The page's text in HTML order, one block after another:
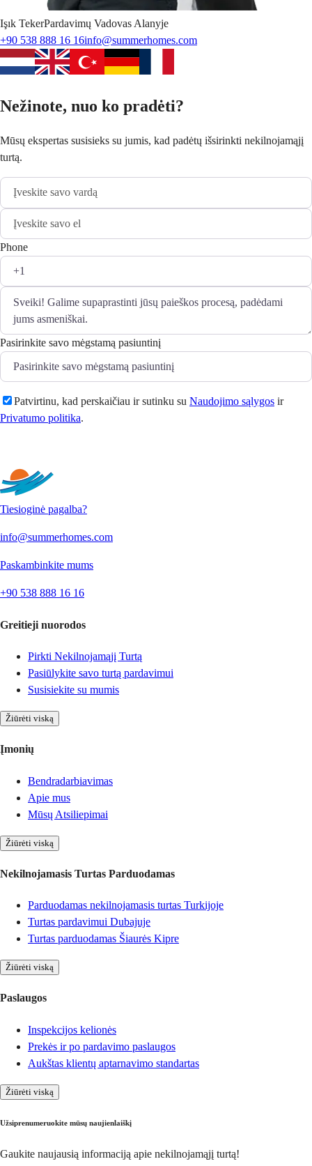
Işık TekerPardavimų Vadovas Alanyje
+90 538 888 16 16info@summerhomes.com
Nežinote, nuo ko pradėti?
Mūsų ekspertas susisieks su jumis, kad padėtų išsirinkti nekilnojamąjį
turtą.
Phone
Pasirinkite savo mėgstamą pasiuntinį
Patvirtinu, kad perskaičiau ir sutinku su Naudojimo sąlygos ir
Privatumo politika.
Tiesioginė pagalba?
info@summerhomes.com
Paskambinkite mums
+90 538 888 16 16
Greitieji nuorodos
Pirkti Nekilnojamąjį Turtą
Pasiūlykite savo turtą pardavimui
Susisiekite su mumis
Žiūrėti viską
Įmonių
Bendradarbiavimas
Apie mus
Mūsų Atsiliepimai
Žiūrėti viską
Nekilnojamasis Turtas Parduodamas
Parduodamas nekilnojamasis turtas Turkijoje
Turtas pardavimui Dubajuje
Turtas parduodamas Šiaurės Kipre
Žiūrėti viską
Paslaugos
Inspekcijos kelionės
Prekės ir po pardavimo paslaugos
Aukštas klientų aptarnavimo standartas
Žiūrėti viską
Užsiprenumeruokite mūsų naujienlaiškį
Gaukite naujausią informaciją apie nekilnojamąjį turtą!